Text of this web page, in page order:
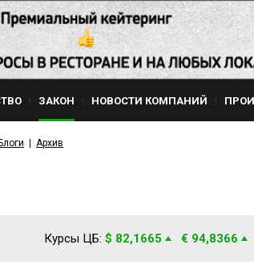
ЗАКОН НОВОСТИ КОМПАНИЙ
Блоги Архив
Курсы ЦБ: $ 82,1665 € 94,8366